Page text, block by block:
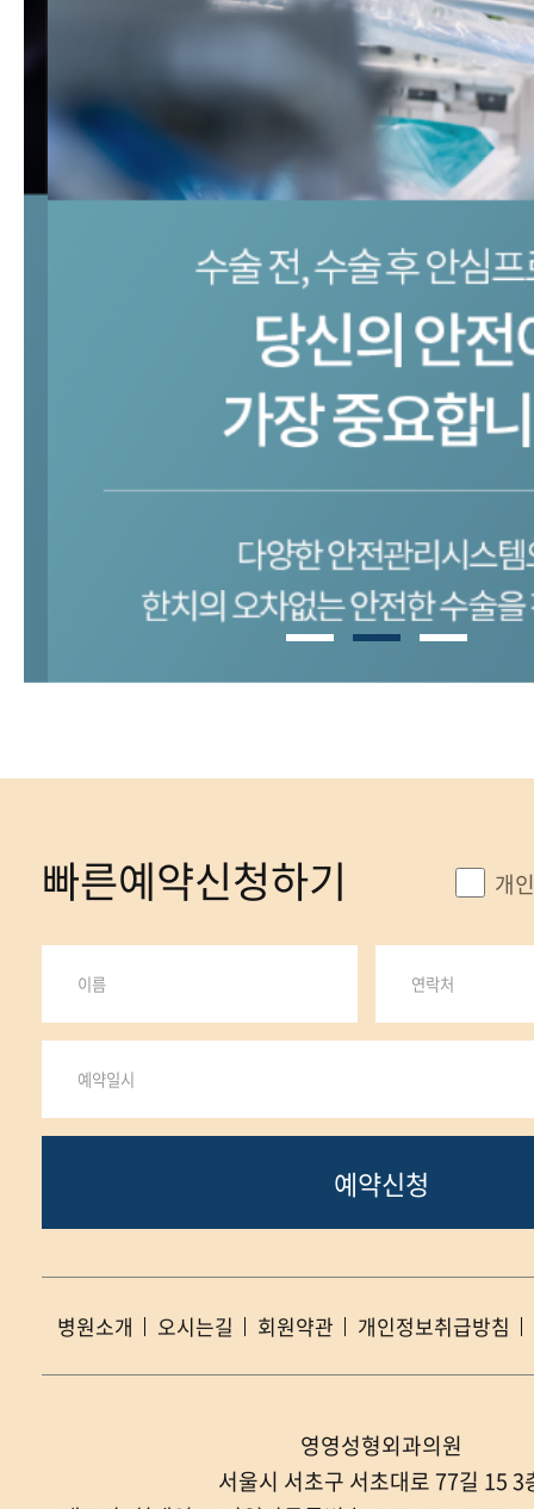
빠른예약신청하기 개
예약신청
병원소개 오시는길 회원약관 개인정보취급방침
영영성형외과의원
서울시 서초구 서초대로 77길 15 3